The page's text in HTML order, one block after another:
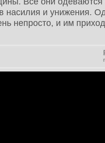
насилия и унижения.
непросто, и им